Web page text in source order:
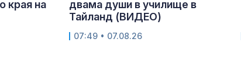
края на
двама души в училище в
Тайланд (ВИДЕО)
07:49 • 07.08.26